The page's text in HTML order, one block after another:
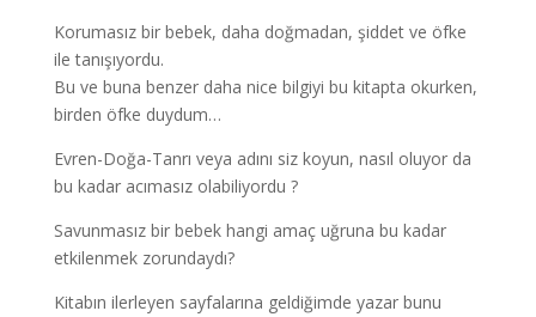
Korumasız bir bebek, daha doğmadan, şiddet ve öfke
ile tanışıyordu.
Bu ve buna benzer daha nice bilgiyi bu kitapta okurken,
birden öfke duydum…
Evren-Doğa-Tanrı veya adını siz koyun, nasıl oluyor da
bu kadar acımasız olabiliyordu ?
Savunmasız bir bebek hangi amaç uğruna bu kadar
etkilenmek zorundaydı?
Kitabın ilerleyen sayfalarına geldiğimde yazar bunu